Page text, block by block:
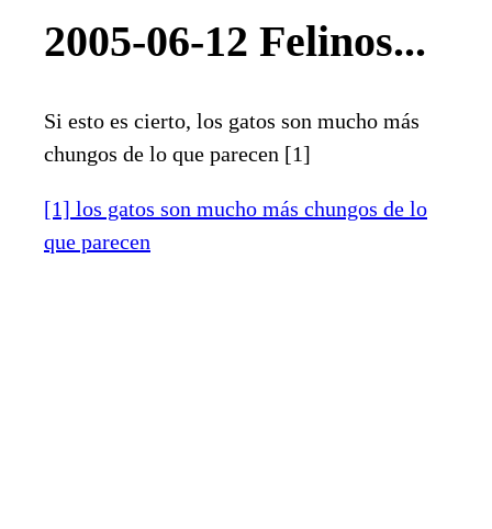
2005-06-12 Felinos...
Si esto es cierto, los gatos son mucho más
chungos de lo que parecen [1]
[1] los gatos son mucho más chungos de lo
que parecen